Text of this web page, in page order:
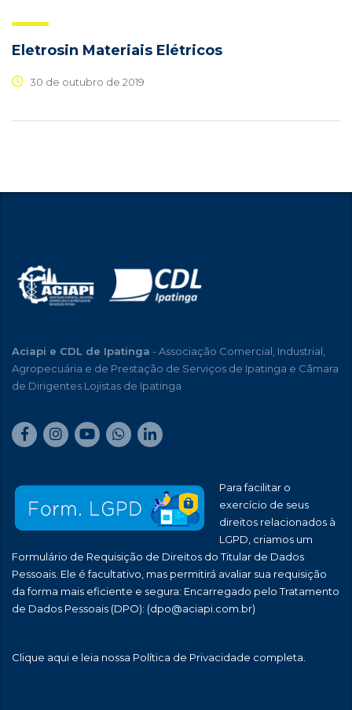
Eletrosin Materiais Elétricos
30 de outubro de 2019
Aciapi e CDL de Ipatinga - Associação Comercial, Industrial,
Agropecuária e de Prestação de Serviços de Ipatinga e Câmara
de Dirigentes Lojistas de Ipatinga
Para facilitar o
exercício de seus
direitos relacionados à
LGPD, criamos um
Formulário de Requisição de Direitos do Titular de Dados
Pessoais. Ele é facultativo, mas permitirá avaliar sua requisição
da forma mais eficiente e segura: Encarregado pelo Tratamento
de Dados Pessoais (DPO): (dpo@aciapi.com.br)
Clique aqui e leia nossa Política de Privacidade completa.